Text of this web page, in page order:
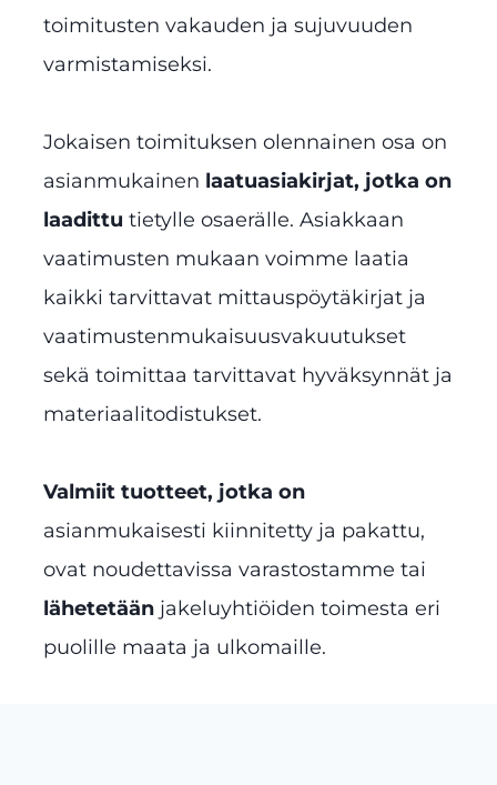
toimitusten vakauden ja sujuvuuden
varmistamiseksi.
Jokaisen toimituksen olennainen osa on
asianmukainen laatuasiakirjat, jotka on
laadittu tietylle osaerälle. Asiakkaan
vaatimusten mukaan voimme laatia
kaikki tarvittavat mittauspöytäkirjat ja
vaatimustenmukaisuusvakuutukset
sekä toimittaa tarvittavat hyväksynnät ja
materiaalitodistukset.
Valmiit tuotteet, jotka on
asianmukaisesti kiinnitetty ja pakattu,
ovat noudettavissa varastostamme tai
lähetetään jakeluyhtiöiden toimesta eri
puolille maata ja ulkomaille.